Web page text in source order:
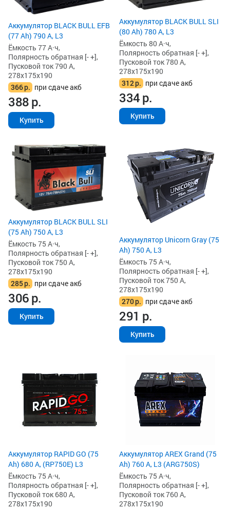
Аккумулятор BLACK BULL EFB
(77 Ah) 790 А, L3
Ёмкость 77 А·ч,
Полярность обратная [- +],
Пусковой ток 790 А,
278x175x190
366р. при сдаче акб
388р.
Купить
Аккумулятор BLACK BULL SLI
(80 Ah) 780 А, L3
Ёмкость 80 А·ч,
Полярность обратная [- +],
Пусковой ток 780 А,
278x175x190
312р. при сдаче акб
334р.
Купить
Аккумулятор BLACK BULL SLI
(75 Ah) 750 А, L3
Ёмкость 75 А·ч,
Полярность обратная [- +],
Пусковой ток 750 А,
278x175x190
285р. при сдаче акб
306р.
Купить
Аккумулятор Unicorn Gray (75
Ah) 750 А, L3
Ёмкость 75 А·ч,
Полярность обратная [- +],
Пусковой ток 750 А,
278x175x190
270р. при сдаче акб
291 р.
Купить
Аккумулятор RAPID GO (75
Ah) 680 А, (RP750E) L3
Ёмкость 75 А·ч,
Полярность обратная [- +],
Пусковой ток 680 А,
278x175x190
Аккумулятор AREX Grand (75
Ah) 760 А, L3 (ARG750S)
Ёмкость 75 А·ч,
Полярность обратная [- +],
Пусковой ток 760 А,
278x175x190